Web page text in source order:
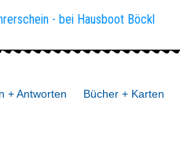
+ Antworten Bücher + Karten